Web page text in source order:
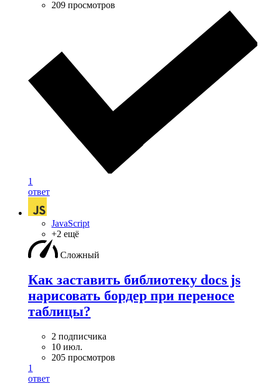
209 просмотров
1
ответ
JavaScript
+2 ещё
Сложный
Как заставить библиотеку docs js
нарисовать бордер при переносе
таблицы?
2 подписчика
10 июл.
205 просмотров
1
ответ